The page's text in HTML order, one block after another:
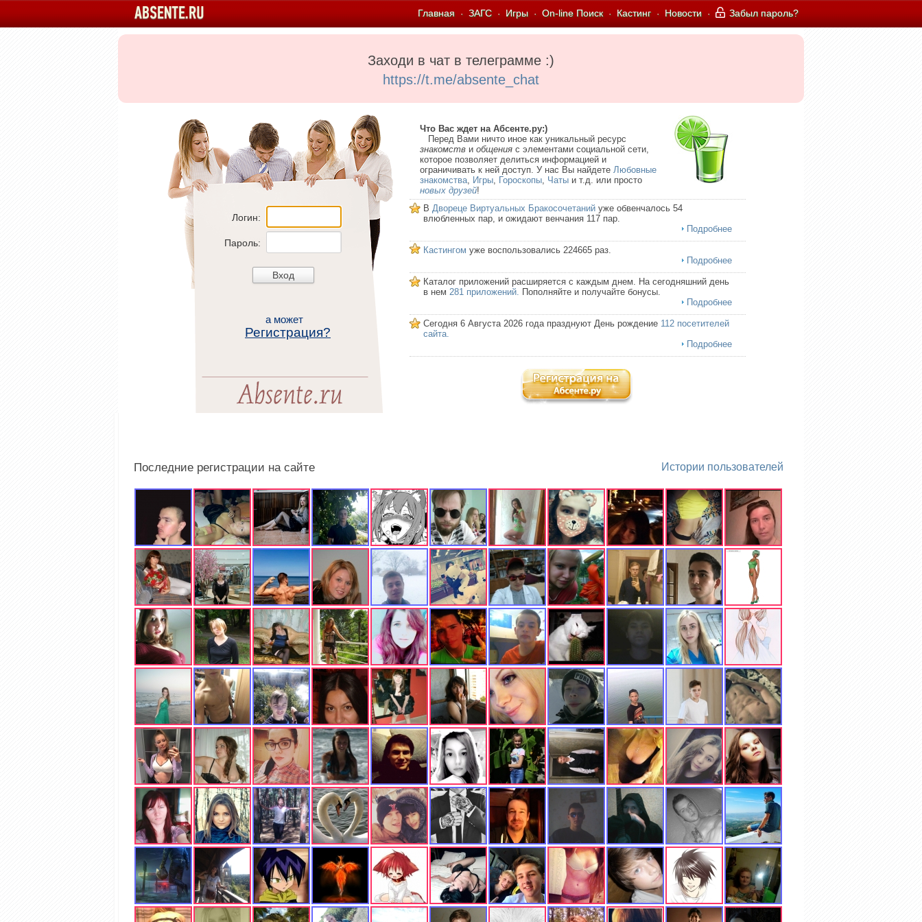
Главная · ЗАГС · Игры · On-line Поиск · Кастинг · Новости · Забыл пароль?
Заходи в чат в телеграмме :)
https://t.me/absente_chat
Логин:
Пароль:
а может
Регистрация?
Что Вас ждет на Абсенте.ру:)
Перед Вами ничто иное как уникальный ресурс
знакомств и общения с элементами социальной сети,
которое позволяет делиться информацией и
ограничивать к ней доступ. У нас Вы найдете Любовные
знакомства, Игры, Гороскопы, Чаты и т.д. или просто
новых друзей!
В Двореце Виртуальных Бракосочетаний уже обвенчалось 54
влюбленных пар, и ожидают венчания 117 пар.
Подробнее
Кастингом уже воспользовались 224665 раз.
Подробнее
Каталог приложений расширяется с каждым днем. На сегодняшний день
в нем 281 приложений. Пополняйте и получайте бонусы.
Подробнее
Сегодня 6 Августа 2026 года празднуют День рождение 112 посетителей
сайта.
Подробнее
Последние регистрации на сайте Истории пользователей